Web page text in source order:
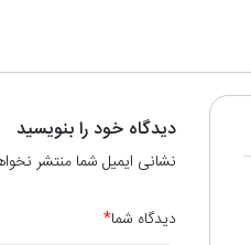
دیدگاه خود را بنویسید
نشانی ایمیل شما منتشر
دیدگاه شما*